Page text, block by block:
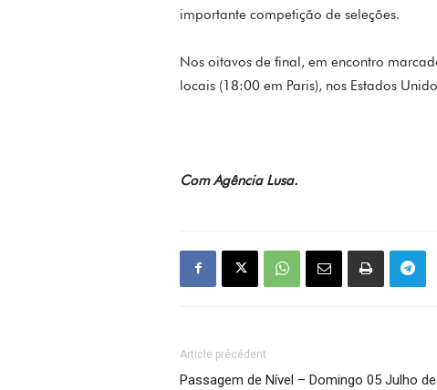
importante competição de seleções.
Nos oitavos de final, em encontro
locais (18:00 em Paris), nos Estados
Com Agência Lusa.
Article précédent
Passagem de Nível – Domingo 05 Julho de